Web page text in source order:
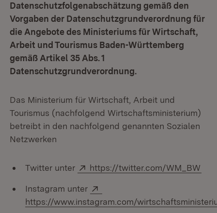
Datenschutzfolgenabschätzung gemäß den
Vorgaben der Datenschutzgrundverordnung für
die Angebote des Ministeriums für Wirtschaft,
Arbeit und Tourismus Baden-Württemberg
gemäß Artikel 35 Abs. 1
Datenschutzgrundverordnung.
Das Ministerium für Wirtschaft, Arbeit und
Tourismus (nachfolgend Wirtschaftsministerium)
betreibt in den nachfolgend genannten Sozialen
Netzwerken
Twitter unter Extern:
https://twitter.com/WM_BW
Instagram unter
https://www.instagram.com/